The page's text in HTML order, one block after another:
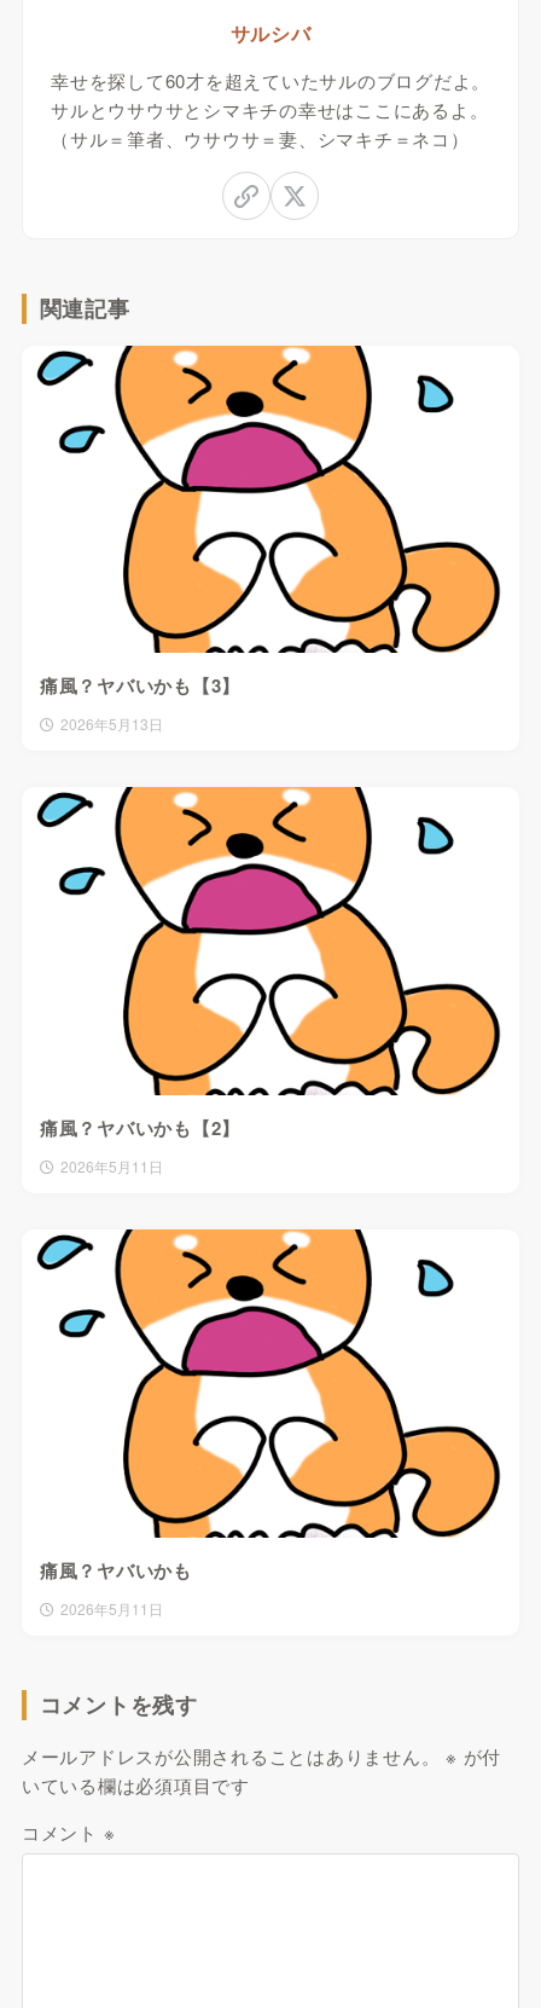
サルシバ
幸せを探して60才を超えていたサルのブログだよ。
サルとウサウサとシマキチの幸せはここにあるよ。
（サル＝筆者、ウサウサ＝妻、シマキチ＝ネコ）
関連記事
痛風？ヤバいかも【3】
2026年5月13日
痛風？ヤバいかも【2】
2026年5月11日
痛風？ヤバいかも
2026年5月11日
コメントを残す
メールアドレスが公開されることはありません。 ※ が付
いている欄は必須項目です
コメント ※